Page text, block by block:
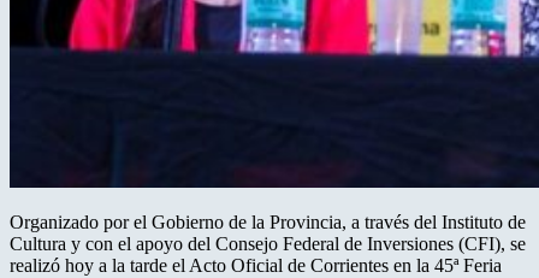
Organizado por el Gobierno de la Provincia, a través del Instituto de
Cultura y con el apoyo del Consejo Federal de Inversiones (CFI), se
realizó hoy a la tarde el Acto Oficial de Corrientes en la 45ª Feria